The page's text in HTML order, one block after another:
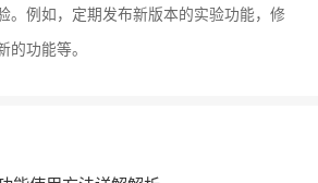
。例如，定期发布新版本的实验功能，修
的功能等。